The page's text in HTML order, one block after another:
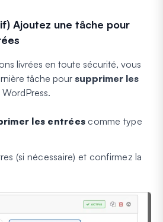
Ajoutez une tâche pour
livrées en toute sécurité, vous
tâche pour supprimer les
les entrées comme type
(si nécessaire) et confirmez la